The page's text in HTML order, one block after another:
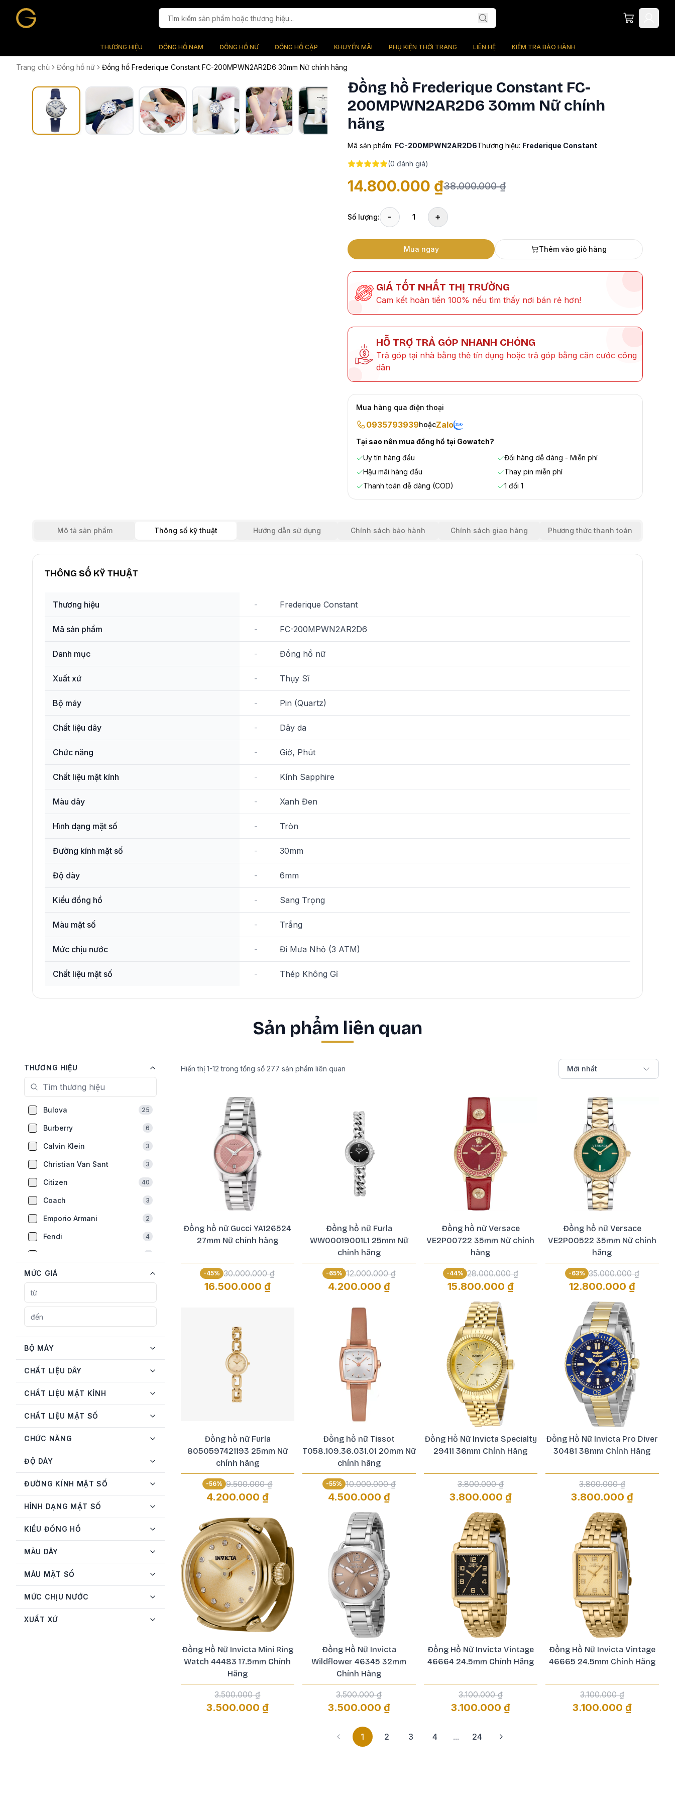
THƯƠNG HIỆU ĐỒNG HỒ NAM ĐỒNG HỒ NỮ ĐỒNG HỒ CẶP KHUYẾN MÃI PHỤ KIỆN THỜI TRANG LIÊN HỆ KIỂM TRA BẢO HÀNH
Trang chủ Đồng hồ nữ Đồng hồ Frederique Constant FC-200MPWN2AR2D6 30mm Nữ chính hãng
Đồng hồ Frederique Constant FC-
200MPWN2AR2D6 30mm Nữ chính
hãng
Mã sản phẩm: FC-200MPWN2AR2D6Thương hiệu: Frederique Constant
(0 đánh giá)
14.800.000 ₫38.000.000 ₫
Số lượng: - 1 +
Mua ngay Thêm vào giỏ hàng
GIÁ TỐT NHẤT THỊ TRƯỜNG
Cam kết hoàn tiền 100% nếu tìm thấy nơi bán rẻ hơn!
HỖ TRỢ TRẢ GÓP NHANH CHÓNG
Trả góp tại nhà bằng thẻ tín dụng hoặc trả góp bằng căn cước công
dân
Mua hàng qua điện thoại
0935793939hoặcZalo
Tại sao nên mua đồng hồ tại Gowatch?
Uy tín hàng đầu
Đổi hàng dễ dàng - Miễn phí
Hậu mãi hàng đầu
Thay pin miễn phí
Thanh toán dễ dàng (COD)
1 đổi 1
Mô tả sản phẩm Thông số kỹ thuật Hướng dẫn sử dụng Chính sách bảo hành Chính sách giao hàng Phương thức thanh toán
THÔNG SỐ KỸ THUẬT
Thương hiệu - Frederique Constant
Mã sản phẩm - FC-200MPWN2AR2D6
Danh mục - Đồng hồ nữ
Xuất xứ - Thụy Sĩ
Bộ máy - Pin (Quartz)
Chất liệu dây - Dây da
Chức năng - Giờ, Phút
Chất liệu mặt kính - Kính Sapphire
Màu dây - Xanh Đen
Hình dạng mặt số - Tròn
Đường kính mặt số - 30mm
Độ dày - 6mm
Kiểu đồng hồ - Sang Trọng
Màu mặt số - Trắng
Mức chịu nước - Đi Mưa Nhỏ (3 ATM)
Chất liệu mặt số - Thép Không Gỉ
Sản phẩm liên quan
THƯƠNG HIỆU
Bulova 25
Burberry 6
Calvin Klein 3
Christian Van Sant 3
Citizen 40
Coach 3
Emporio Armani 2
Fendi 4
Fossil
Furla 2
Gevril 1
Gucci
GV2 6
Invicta
Just Cavalli
Kemil
MATHEY-TISSOT 4
Michael Kors
Movado
Philipp Plein
Skagen 1
Stuhrling
Swarovski
Tissot
MỨC GIÁ
BỘ MÁY
CHẤT LIỆU DÂY
CHẤT LIỆU MẶT KÍNH
CHẤT LIỆU MẶT SỐ
CHỨC NĂNG
ĐỘ DÀY
ĐƯỜNG KÍNH MẶT SỐ
HÌNH DẠNG MẶT SỐ
KIỂU ĐỒNG HỒ
MÀU DÂY
MÀU MẶT SỐ
MỨC CHỊU NƯỚC
XUẤT XỨ
Hiển thị 1-12 trong tổng số 277 sản phẩm liên quan Mới nhất
Đồng hồ nữ Gucci YA126524
27mm Nữ chính hãng
-45% 30.000.000 ₫
16.500.000 ₫
Đồng hồ nữ Furla
WW00019001L1 25mm Nữ
chính hãng
-65% 12.000.000 ₫
4.200.000 ₫
Đồng hồ nữ Versace
VE2P00722 35mm Nữ chính
hãng
-44% 28.000.000 ₫
15.800.000 ₫
Đồng hồ nữ Versace
VE2P00522 35mm Nữ chính
hãng
-63% 35.000.000 ₫
12.800.000 ₫
Đồng hồ nữ Furla
8050597421193 25mm Nữ
chính hãng
-56% 9.500.000 ₫
4.200.000 ₫
Đồng hồ nữ Tissot
T058.109.36.031.01 20mm Nữ
chính hãng
-55% 10.000.000 ₫
4.500.000 ₫
Đồng Hồ Nữ Invicta Specialty
29411 36mm Chính Hãng
3.800.000 ₫
3.800.000 ₫
Đồng Hồ Nữ Invicta Pro Diver
30481 38mm Chính Hãng
3.800.000 ₫
3.800.000 ₫
Đồng Hồ Nữ Invicta Mini Ring
Watch 44483 17.5mm Chính
Hãng
3.500.000 ₫
3.500.000 ₫
Đồng Hồ Nữ Invicta
Wildflower 46345 32mm
Chính Hãng
3.500.000 ₫
3.500.000 ₫
Đồng Hồ Nữ Invicta Vintage
46664 24.5mm Chính Hãng
3.100.000 ₫
3.100.000 ₫
Đồng Hồ Nữ Invicta Vintage
46665 24.5mm Chính Hãng
3.100.000 ₫
3.100.000 ₫
1 2 3 4 ... 24